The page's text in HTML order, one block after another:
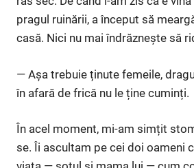
pragul ruinării, a început să
casă. Nici nu mai îndrăznește să
— Așa trebuie ținute femeile,
în afară de frică nu le ține cuminți.
În acel moment, mi-am simțit
se. Îi ascultam pe cei doi oameni